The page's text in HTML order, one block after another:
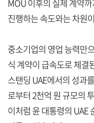
MOU 이후의 실제 계약
진행하는 속도와는 차원
중소기업의 영업 능력만
식 계약이 급속도로 체결
스탠딩 UAE에서의 성과
로부터 2천억 원 규모의
이처럼 윤 대통령의 UAE